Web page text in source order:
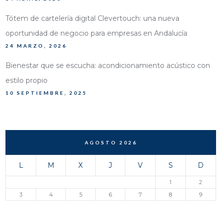
Tótem de cartelería digital Clevertouch: una nueva
oportunidad de negocio para empresas en Andalucía
24 MARZO, 2026
Bienestar que se escucha: acondicionamiento acústico con
estilo propio
10 SEPTIEMBRE, 2025
AGOSTO 2026
L M X J V S D
1
2
3
4 5 6 7 8
9